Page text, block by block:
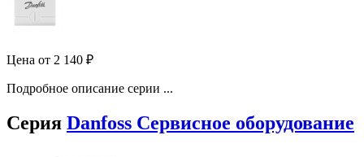
Цена от 2 140 ₽
Подробное описание серии ...
Серия Danfoss Сервисное оборудование